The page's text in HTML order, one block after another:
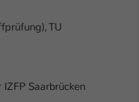
TU
Saarbrücken
vorgenommen